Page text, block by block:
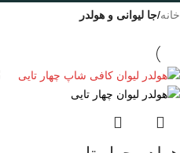
خانه/جا لیوانی و هولدر